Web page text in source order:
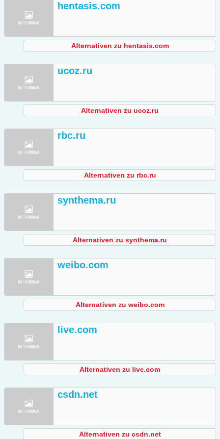
hentasis.com
Alternativen zu hentasis.com
ucoz.ru
Alternativen zu ucoz.ru
rbc.ru
Alternativen zu rbc.ru
synthema.ru
Alternativen zu synthema.ru
weibo.com
Alternativen zu weibo.com
live.com
Alternativen zu live.com
csdn.net
Alternativen zu csdn.net